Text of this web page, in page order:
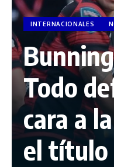
INTERNACIONALES
Todo
cara a
el título